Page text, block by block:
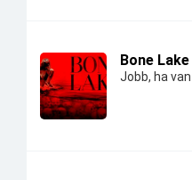
Bone
Jobb, ha